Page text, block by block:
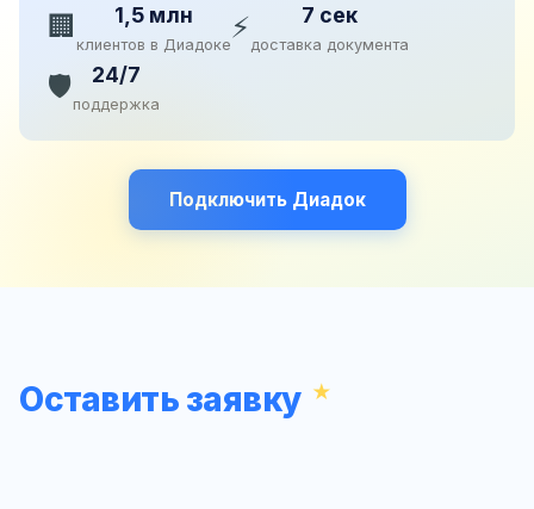
🏢 1,5 млн
клиентов в Диадоке⚡ 7 сек
доставка документа
🛡️ 24/7
поддержка
Подключить Диадок
Оставить заявку